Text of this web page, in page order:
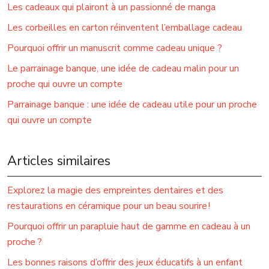
Les cadeaux qui plairont à un passionné de manga
Les corbeilles en carton réinventent l’emballage cadeau
Pourquoi offrir un manuscrit comme cadeau unique ?
Le parrainage banque, une idée de cadeau malin pour un
proche qui ouvre un compte
Parrainage banque : une idée de cadeau utile pour un proche
qui ouvre un compte
Articles similaires
Explorez la magie des empreintes dentaires et des
restaurations en céramique pour un beau sourire !
Pourquoi offrir un parapluie haut de gamme en cadeau à un
proche ?
Les bonnes raisons d’offrir des jeux éducatifs à un enfant